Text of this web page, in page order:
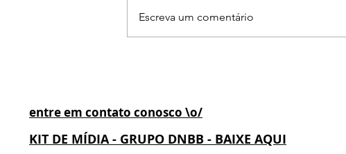
Netsky e Bebe Rexha se
single “Light That Leads
Escreva um comentário
entre em contato conosco \o/
KIT DE MÍDIA - GRUPO DNBB - BAIXE AQUI